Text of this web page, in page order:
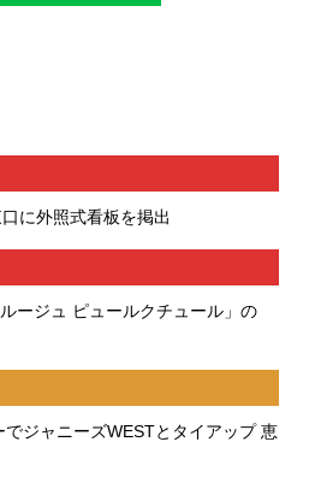
に外照式看板を掲出
ージュ ピュールクチュール」の
でジャニーズWESTとタイアップ 恵